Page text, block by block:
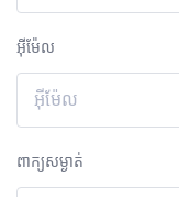
អ៊ីម៉ែល
ពាក្យសម្ងាត់